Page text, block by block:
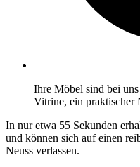
Ihre Möbel sind bei
Vitrine, ein praktischer
In nur etwa 55 Sekunden
und können sich auf einen
Neuss verlassen.